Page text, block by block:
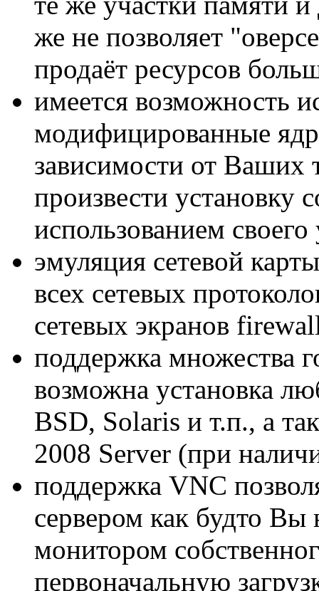
же не позволяет
продаёт ресурсов
имеется возможность
модифицированные
зависимости от Ваших
произвести установку
использованием
эмуляция сетевой
всех сетевых
сетевых экранов
поддержка множества
возможна установка
BSD, Solaris и т.п., а
2008 Server (при
поддержка VNC
сервером как будто Вы
монитором
первоначальную